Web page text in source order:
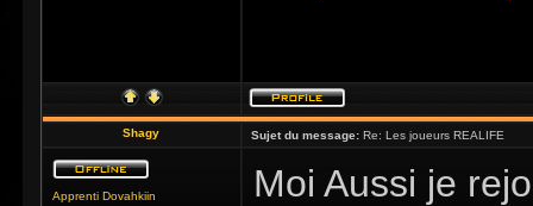
Shagy Sujet du message: Re: Les joueurs REALIFE
Apprenti Dovahkiin
Moi Aussi je